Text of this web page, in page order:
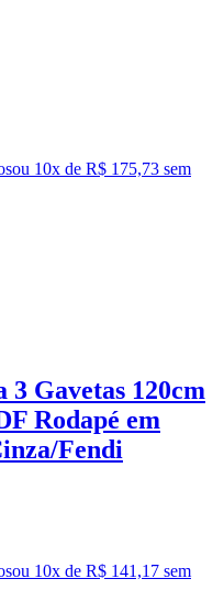
ou 10x de R$ 175,73 sem
Gavetas 120cm
Rodapé em
Fendi
ou 10x de R$ 141,17 sem